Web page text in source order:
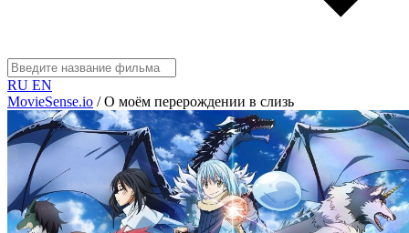
RU EN
MovieSense.io / О моём перерождении в слизь